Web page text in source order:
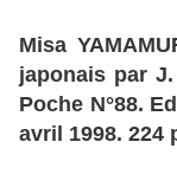
Misa
japonais par
Poche N°88.
avril 1998. 224